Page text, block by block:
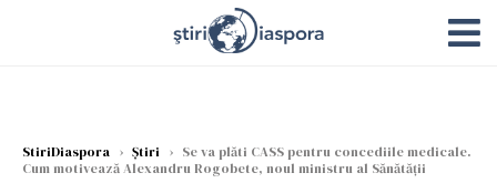
StiriDiaspora › Știri › Se va plăti CASS pentru concediile medicale.
Cum motivează Alexandru Rogobete, noul ministru al Sănătății